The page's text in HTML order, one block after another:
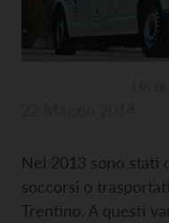
Nel 2013 sono stati
soccorsi o
Trentino. A questi